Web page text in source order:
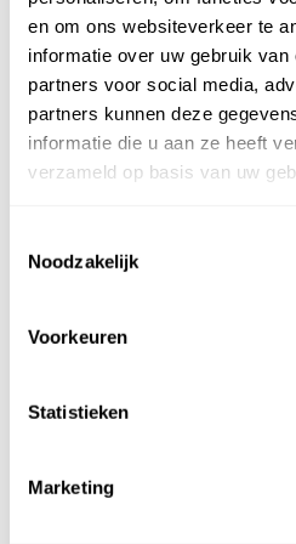
en om ons websiteverkeer te
informatie over uw gebruik
partners voor social media,
partners kunnen deze
informatie die u aan ze heeft
verzameld op basis van uw
Noodzakelijk
Voorkeuren
Statistieken
Marketing
17 18 19 20
24 25 26 27
31 1 2 3
De prijs van deze
Bel of mail ons voor
offerte inclusief de prijs
In de volgende stap kies je het